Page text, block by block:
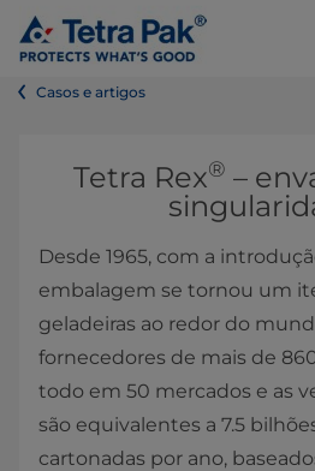
Casos e artigos
​​​​​​​​​​Tetra Rex® –
Desde 1965, com a
embalagem se tornou um
geladeiras ao redor do
fornecedores de mais de
todo em 50 mercados e as
são equivalentes a 7.5
cartonadas por ano,